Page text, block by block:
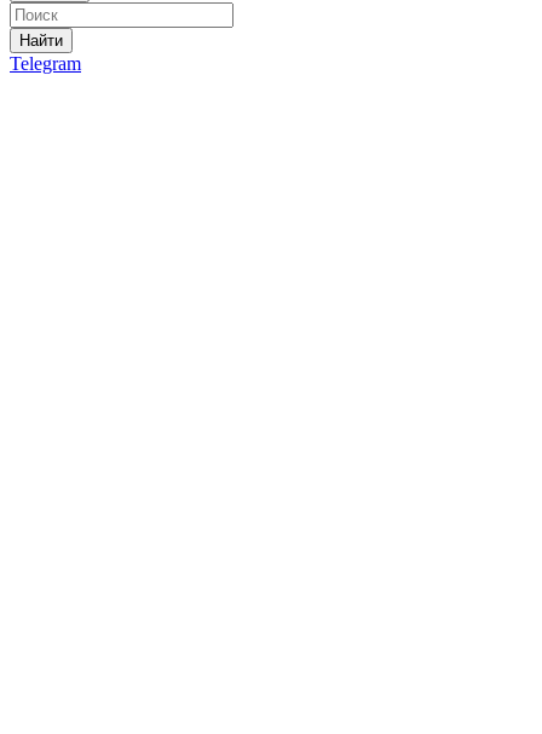
Найти
Telegram